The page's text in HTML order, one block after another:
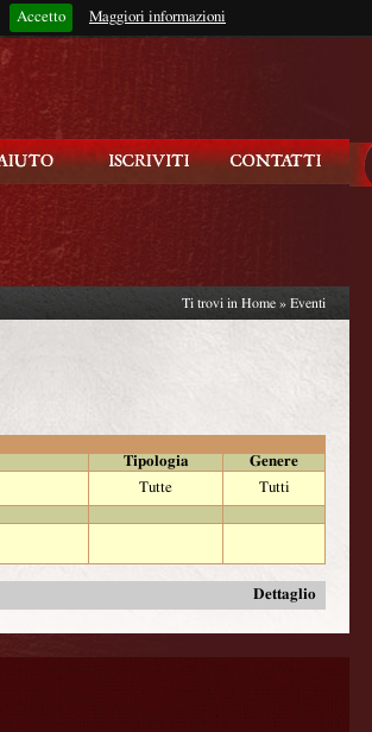
Accetto Maggiori informazioni
Rimani connesso?
Ti trovi in Home » Eventi
Tipologia
Genere
Tutte
Tutti
Dettaglio